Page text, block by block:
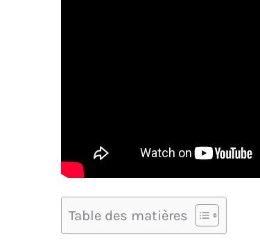
Table des matières